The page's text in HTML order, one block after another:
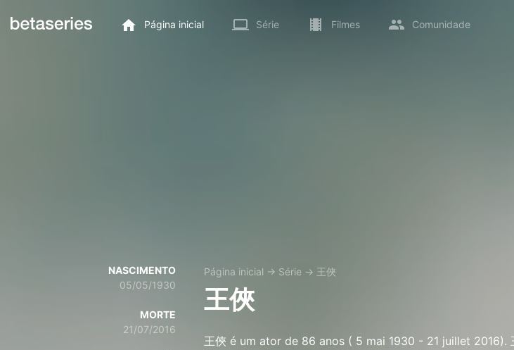
Página inicial Série Filmes Comunidade
NASCIMENTO
05/05/1930
MORTE
21/07/2016
Página inicial → Série → 王俠
王俠
王俠 é um ator de 86 anos ( 5 mai 1930 - 21 juillet 2016).